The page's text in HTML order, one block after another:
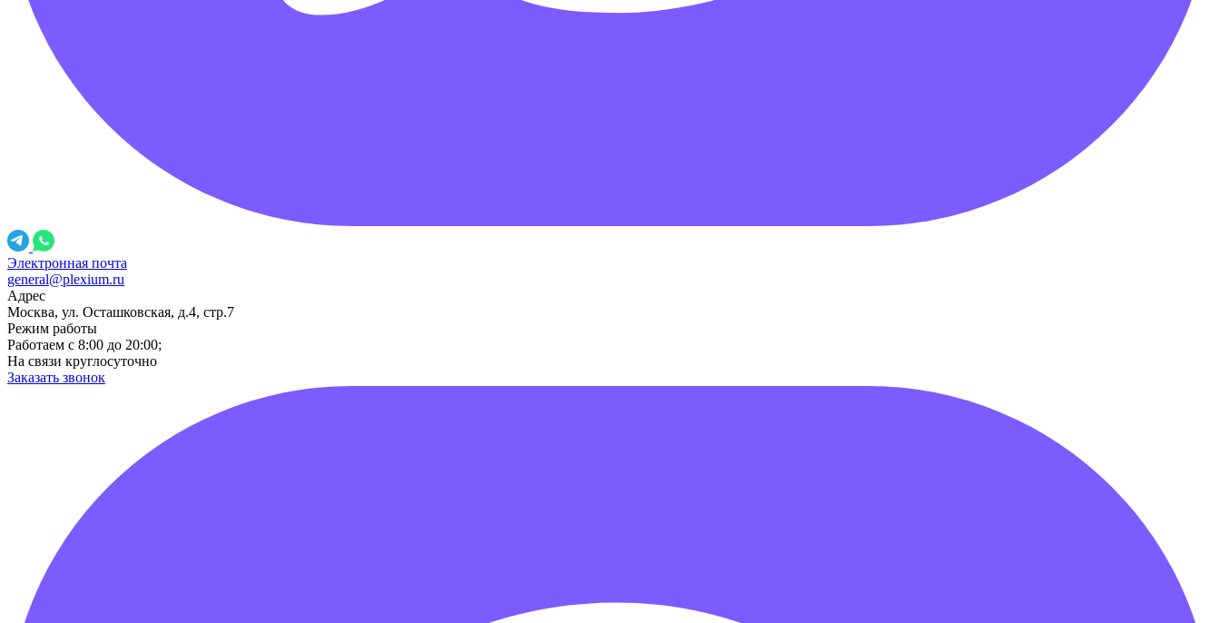
Электронная почта
general@plexium.ru
Адрес
Москва, ул. Осташковская, д.4, стр.7
Режим работы
Работаем с 8:00 до 20:00;
На связи круглосуточно
Заказать звонок